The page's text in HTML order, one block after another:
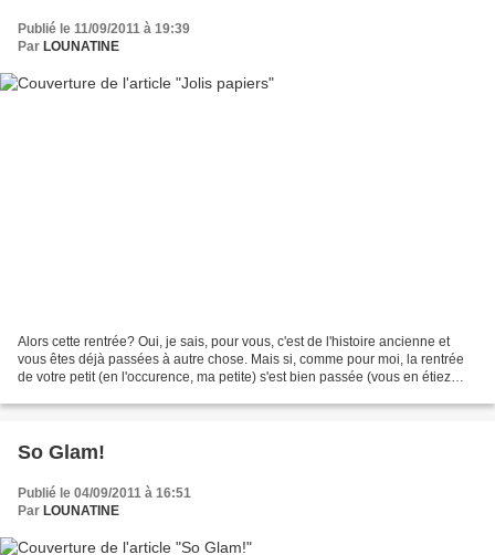
Publié le 11/09/2011 à 19:39
Par LOUNATINE
Alors cette rentrée? Oui, je sais, pour vous, c'est de l'histoire ancienne et
vous êtes déjà passées à autre chose. Mais si, comme pour moi, la rentrée
de votre petit (en l'occurence, ma petite) s'est bien passée (vous en étiez
So Glam!
Publié le 04/09/2011 à 16:51
Par LOUNATINE